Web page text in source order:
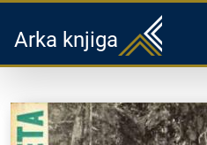
Arka knjiga